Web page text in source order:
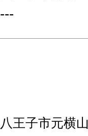
---
八王子市元横